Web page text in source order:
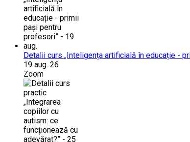
Detalii curs „Inteligența artificială în educație -
19 aug. 26
Zoom